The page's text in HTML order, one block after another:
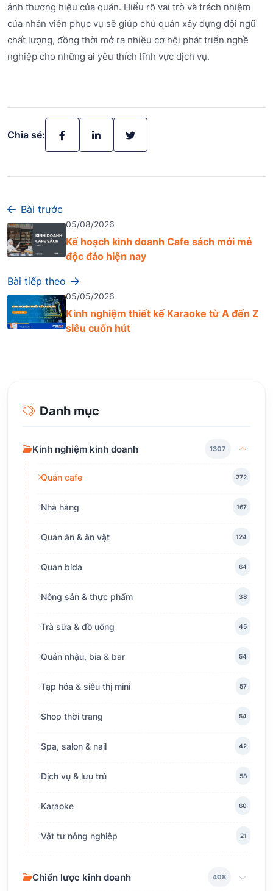
ảnh thương hiệu của quán. Hiểu rõ vai trò và trách nhiệm
của nhân viên phục vụ sẽ giúp chủ quán xây dựng đội ngũ
chất lượng, đồng thời mở ra nhiều cơ hội phát triển nghề
nghiệp cho những ai yêu thích lĩnh vực dịch vụ.
Chia sẻ:
Bài trước
05/08/2026
Kế hoạch kinh doanh Cafe sách mới mẻ
độc đáo hiện nay
Bài tiếp theo
05/05/2026
Kinh nghiệm thiết kế Karaoke từ A đến Z
siêu cuốn hút
Danh mục
Kinh nghiệm kinh doanh 1307
Quán cafe 272
Nhà hàng 167
Quán ăn & ăn vặt 124
Quán bida 64
Nông sản & thực phẩm 38
Trà sữa & đồ uống 45
Quán nhậu, bia & bar 54
Tạp hóa & siêu thị mini 57
Shop thời trang 54
Spa, salon & nail 42
Dịch vụ & lưu trú 58
Karaoke 60
Vật tư nông nghiệp 21
Chiến lược kinh doanh 408